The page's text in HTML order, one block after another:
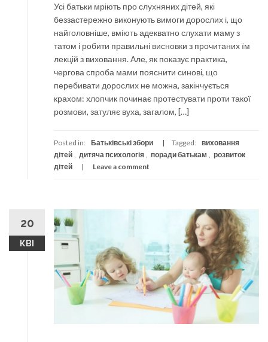
Усі батьки мріють про слухняних дітей, які
беззастережно виконують вимоги дорослих і, що
найголовніше, вміють адекватно слухати маму з
татом і робити правильні висновки з прочитаних їм
лекцій з виховання. Але, як показує практика,
чергова спроба мами пояснити синові, що
перебивати дорослих не можна, закінчується
крахом: хлопчик починає протестувати проти такої
розмови, затуляє вуха, загалом, […]
Posted in: Батьківські збори Tagged:
виховання
дітей , дитяча психологія , поради батькам , розвиток
дітей
Leave a comment
20
КВІ